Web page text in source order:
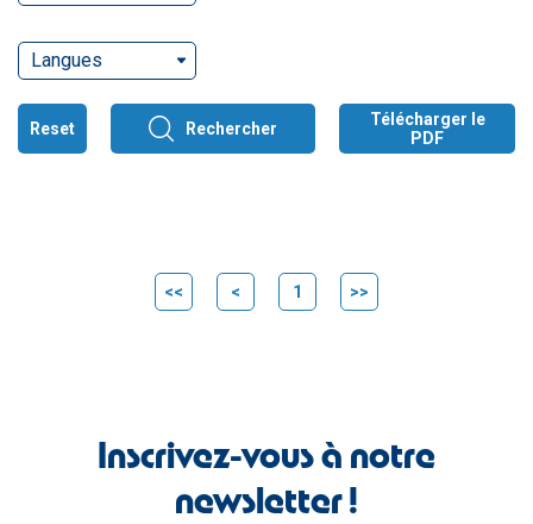
Langues
Reset Rechercher
Télécharger le
PDF
<< < 1 >>
Inscrivez-vous à notre
newsletter !